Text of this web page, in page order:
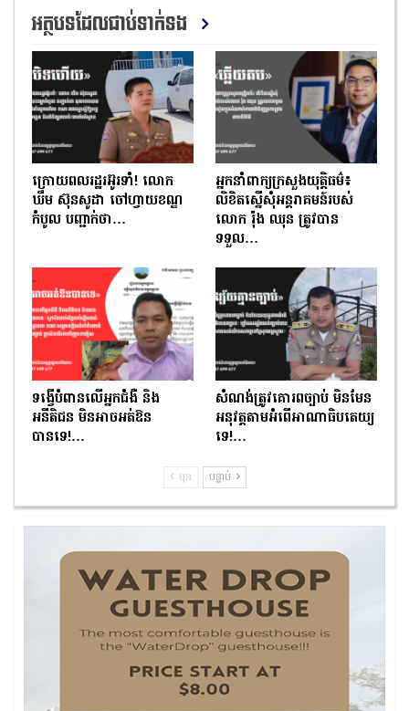
អត្ថបទដែលជាប់ទាក់ទង
ក្រោយពលរដ្ឋរអ៊ូរទាំ! លោក
ឃឹម ស៊ុនសូដា ចៅហ្វាយខណ្ឌ
កំបូល បញ្ជាក់ថា…
អ្នកនាំពាក្យក្រសួងយុត្តិធម៌៖
លិខិតស្នើសុំអន្តរាគមន៍របស់
លោក រ៉ុង ឈុន ត្រូវបាន
ទទួល…
ទង្វើបំពានលើអ្នកជំងឺ និង
អនីតិជន មិនអាចអត់ឱន
បានទេ!…
សំណង់ត្រូវគោរពច្បាប់ មិនមែន
អនុវត្តតាមអំពើអាណាធិបតេយ្យ
ទេ!…
មុន បន្ទាប់